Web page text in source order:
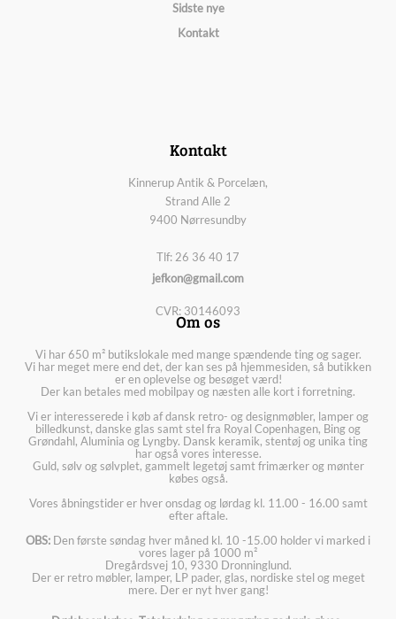
Sidste nye
Kontakt
Kontakt
Kinnerup Antik & Porcelæn,
Strand Alle 2
9400 Nørresundby
Tlf: 26 36 40 17
jefkon@gmail.com
CVR: 30146093
Om os
Vi har 650 m² butikslokale med mange spændende ting og sager.
Vi har meget mere end det, der kan ses på hjemmesiden, så butikken
er en oplevelse og besøget værd!
Der kan betales med mobilpay og næsten alle kort i forretning.
Vi er interesserede i køb af dansk retro- og designmøbler, lamper og
billedkunst, danske glas samt stel fra Royal Copenhagen, Bing og
Grøndahl, Aluminia og Lyngby. Dansk keramik, stentøj og unika ting
har også vores interesse.
Guld, sølv og sølvplet, gammelt legetøj samt frimærker og mønter
købes også.
Vores åbningstider er hver onsdag og lørdag kl. 11.00 - 16.00 samt
efter aftale.
OBS: Den første søndag hver måned kl. 10 -15.00 holder vi marked i
vores lager på 1000 m²
Dregårdsvej 10, 9330 Dronninglund.
Der er retro møbler, lamper, LP pader, glas, nordiske stel og meget
mere. Der er nyt hver gang!